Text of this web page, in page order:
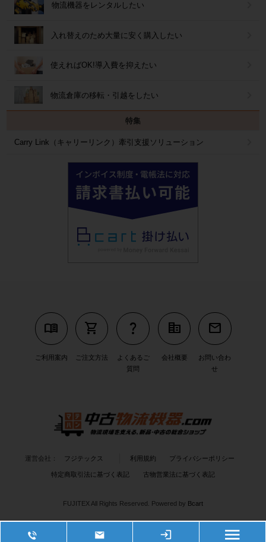
物流機器をレンタルしたい
入れ替えのため大量に安く購入したい
使えればOK!導入費を抑えたい
物流倉庫の移転・引越をしたい
特集
Carry Link（キャリーリンク）牽引支援ソリューション
menu_book
ご利用案内
shopping_cart
ご注文方法
question_mark
よくあるご
質問
corporate_fare
会社概要
mail
お問い合わ
せ
運営会社： フジテックス 利用規約 プライバシーポリシー
特定商取引法に基づく表記 古物営業法に基づく表記
FUJITEX All Rights Reserved. Powered by Bcart